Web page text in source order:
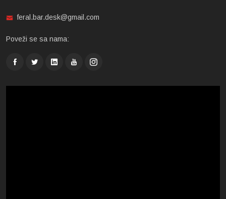
feral.bar.desk@gmail.com
Poveži se sa nama: